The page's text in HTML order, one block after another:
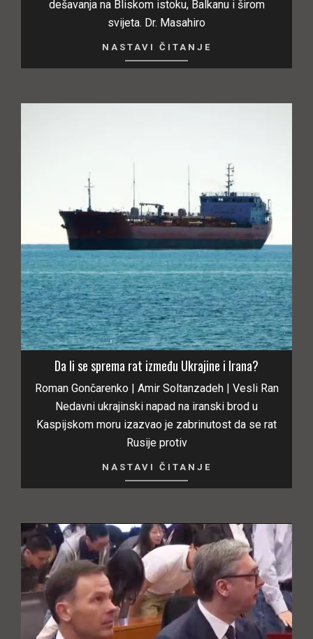
dešavanja na Bliskom istoku, Balkanu i širom
svijeta. Dr. Masahiro
NASTAVI ČITANJE
Da li se sprema rat između Ukrajine i Irana?
Roman Gončarenko | Amir Soltanzadeh | Vesli Ran
Nedavni ukrajinski napad na iranski brod u
Kaspijskom moru izazvao je zabrinutost da se rat
Rusije protiv
NASTAVI ČITANJE